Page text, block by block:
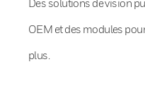
Des solutions de vision
OEM et des modules
plus.